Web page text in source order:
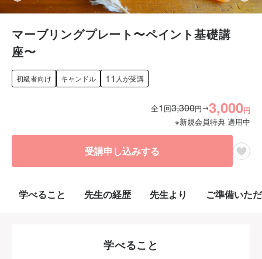
マーブリングプレート〜ペイント基礎講
座〜
初級者向け キャンドル 11 人が受講
全1 回3,300円→3,000円
※新規会員特典 適用中
受講申し込みする
学べること 先生の経歴 先生より ご準備いた
学べること